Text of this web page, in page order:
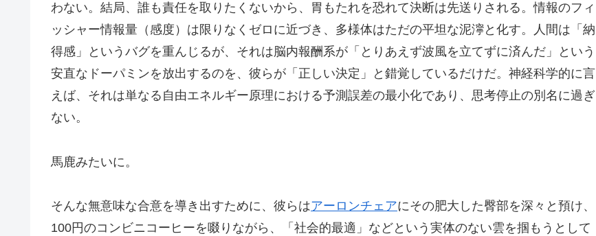
わない。結局、誰も責任を取りたくないから、胃もたれを恐れて決断は先送りされる。情報のフィ
ッシャー情報量（感度）は限りなくゼロに近づき、多様体はただの平坦な泥濘と化す。人間は「納
得感」というバグを重んじるが、それは脳内報酬系が「とりあえず波風を立てずに済んだ」という
安直なドーパミンを放出するのを、彼らが「正しい決定」と錯覚しているだけだ。神経科学的に言
えば、それは単なる自由エネルギー原理における予測誤差の最小化であり、思考停止の別名に過ぎ
ない。
馬鹿みたいに。
そんな無意味な合意を導き出すために、彼らはアーロンチェアにその肥大した臀部を深々と預け、
100円のコンビニコーヒーを啜りながら、「社会的最適」などという実体のない雲を掴もうとして